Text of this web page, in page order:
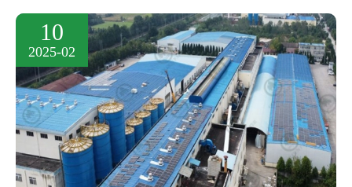
10
2025-02